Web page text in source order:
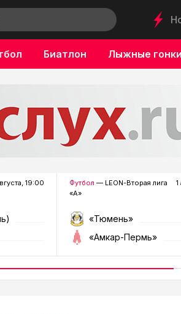
Биатлон Лыжные гонки
19:00 Футбол — LEON-Вторая лига
«А»
«Тюмень»
«Амкар-Пермь»